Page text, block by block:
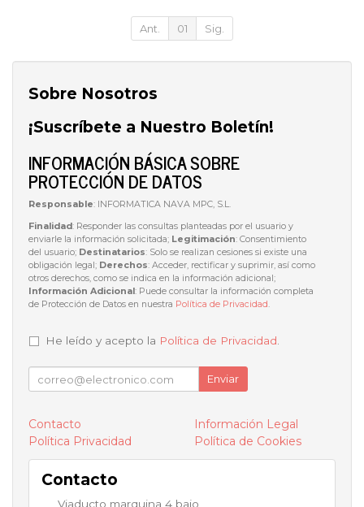
Ant. 01 Sig.
Sobre Nosotros
¡Suscríbete a Nuestro Boletín!
INFORMACIÓN BÁSICA SOBRE
PROTECCIÓN DE DATOS
Responsable: INFORMATICA NAVA MPC, S.L.
Finalidad: Responder las consultas planteadas por el usuario y
enviarle la información solicitada; Legitimación: Consentimiento
del usuario; Destinatarios: Solo se realizan cesiones si existe una
obligación legal; Derechos: Acceder, rectificar y suprimir, así como
otros derechos, como se indica en la información adicional;
Información Adicional: Puede consultar la información completa
de Protección de Datos en nuestra Política de Privacidad.
He leído y acepto la Política de Privacidad.
Enviar
Contacto
Información Legal
Política Privacidad
Política de Cookies
Contacto
Viaducto marquina 4 bajo